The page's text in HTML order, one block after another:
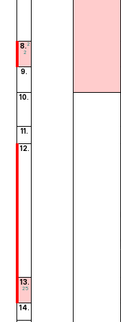
8.2
2
9.
10.
11.
12.
13.
25
14.